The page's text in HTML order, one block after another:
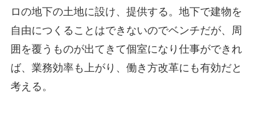
ロの地下の土地に設け、提供する。地下で建物を
自由につくることはできないのでベンチだが、周
囲を覆うものが出てきて個室になり仕事ができれ
ば、業務効率も上がり、働き方改革にも有効だと
考える。